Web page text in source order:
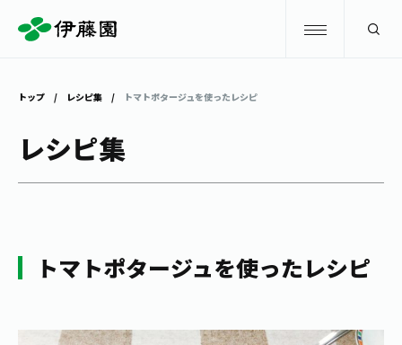
お〜いお茶
健康ミネラルむぎ茶
お茶を楽しむ
トップ レシピ集 トマトポタージュを使ったレシピ
レシピ集
トマトポタージュを使ったレシピ